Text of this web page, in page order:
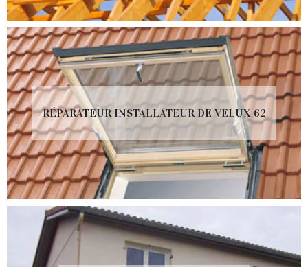
RÉPARATEUR INSTALLATEUR DE VELUX 62